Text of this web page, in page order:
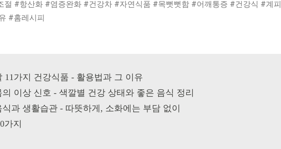
절 #항산화 #염증완화 #건강차 #자연식품 #목뻣뻣함 #어깨통증 #건강식 #계피
#홈레시피
11가지 건강식품 - 활용법과 그 이유
이상 신호 - 색깔별 건강 상태와 좋은 음식 정리
과 생활습관 - 따뜻하게, 소화에는 부담 없이
가지